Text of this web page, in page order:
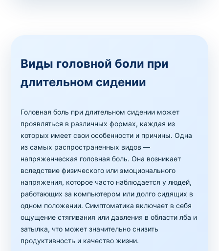
Виды головной боли при
длительном сидении
Головная боль при длительном сидении может
проявляться в различных формах, каждая из
которых имеет свои особенности и причины. Одна
из самых распространенных видов —
напряженческая головная боль. Она возникает
вследствие физического или эмоционального
напряжения, которое часто наблюдается у людей,
работающих за компьютером или долго сидящих в
одном положении. Симптоматика включает в себя
ощущение стягивания или давления в области лба и
затылка, что может значительно снизить
продуктивность и качество жизни.